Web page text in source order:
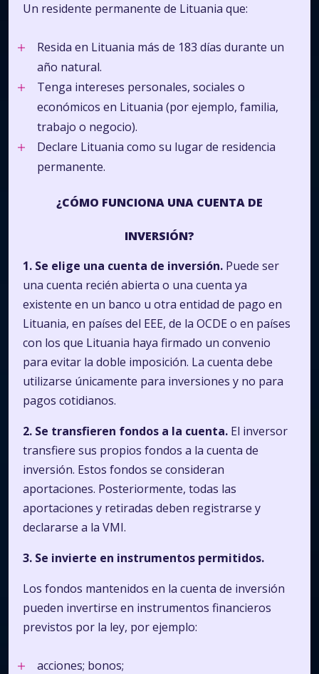
Un residente permanente de Lituania que:
Resida en Lituania más de 183 días durante un
año natural.
Tenga intereses personales, sociales o
económicos en Lituania (por ejemplo, familia,
trabajo o negocio).
Declare Lituania como su lugar de residencia
permanente.
¿CÓMO FUNCIONA UNA CUENTA DE
INVERSIÓN?
1. Se elige una cuenta de inversión. Puede ser
una cuenta recién abierta o una cuenta ya
existente en un banco u otra entidad de pago en
Lituania, en países del EEE, de la OCDE o en países
con los que Lituania haya firmado un convenio
para evitar la doble imposición. La cuenta debe
utilizarse únicamente para inversiones y no para
pagos cotidianos.
2. Se transfieren fondos a la cuenta. El inversor
transfiere sus propios fondos a la cuenta de
inversión. Estos fondos se consideran
aportaciones. Posteriormente, todas las
aportaciones y retiradas deben registrarse y
declararse a la VMI.
3. Se invierte en instrumentos permitidos.
Los fondos mantenidos en la cuenta de inversión
pueden invertirse en instrumentos financieros
previstos por la ley, por ejemplo:
acciones; bonos;